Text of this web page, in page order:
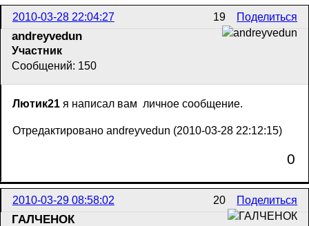
Поделиться
19
2010-03-28 22:04:27
andreyvedun
Участник
Сообщений: 150
Лютик21я написал вам личное сообщение.
Отредактировано andreyvedun (2010-03-28 22:12:15)
0
Поделиться
20
2010-03-29 08:58:02
ГАЛЧЕНОК